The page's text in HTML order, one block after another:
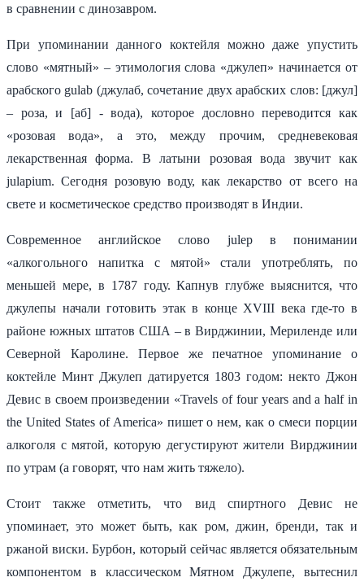
в сравнении с динозавром.
При упоминании данного коктейля можно даже упустить
слово «мятный» – этимология слова «джулеп» начинается от
арабского gulab (джулаб, сочетание двух арабских слов: [джул]
– роза, и [аб] - вода), которое дословно переводится как
«розовая вода», а это, между прочим, средневековая
лекарственная форма. В латыни розовая вода звучит как
julapium. Сегодня розовую воду, как лекарство от всего на
свете и косметическое средство производят в Индии.
Современное английское слово julep в понимании
«алкогольного напитка с мятой» стали употреблять, по
меньшей мере, в 1787 году. Капнув глубже выяснится, что
джулепы начали готовить этак в конце XVIII века где-то в
районе южных штатов США – в Вирджинии, Мериленде или
Северной Каролине. Первое же печатное упоминание о
коктейле Минт Джулеп датируется 1803 годом: некто Джон
Девис в своем произведении «Travels of four years and a half in
the United States of America» пишет о нем, как о смеси порции
алкоголя с мятой, которую дегустируют жители Вирджинии
по утрам (а говорят, что нам жить тяжело).
Стоит также отметить, что вид спиртного Девис не
упоминает, это может быть, как ром, джин, бренди, так и
ржаной виски. Бурбон, который сейчас является обязательным
компонентом в классическом Мятном Джулепе, вытеснил